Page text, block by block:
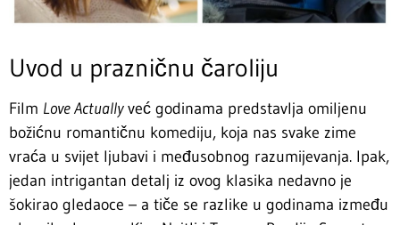
Uvod u prazničnu čaroliju
Film Love Actuallyveć godinama predstavlja omiljenu
božićnu romantičnu komediju, koja nas svake zime
vraća u svijet ljubavi i međusobnog razumijevanja. Ipak,
jedan intrigantan detalj iz ovog klasika nedavno je
šokirao gledaoce – a tiče se razlike u godinama između